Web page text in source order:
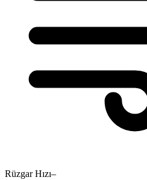
Rüzgar Hızı–